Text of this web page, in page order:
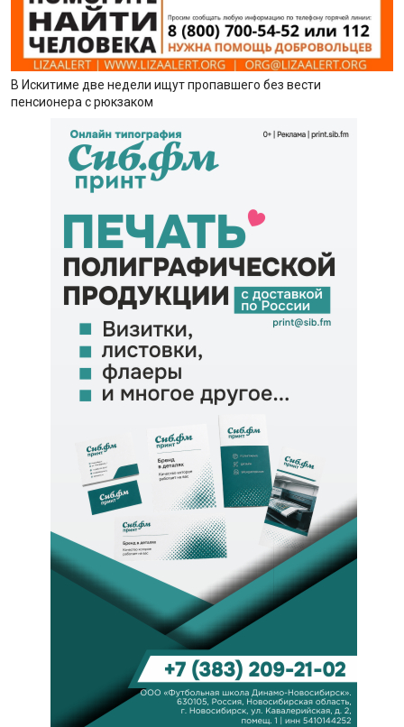
В Искитиме две недели ищут пропавшего без вести
пенсионера с рюкзаком